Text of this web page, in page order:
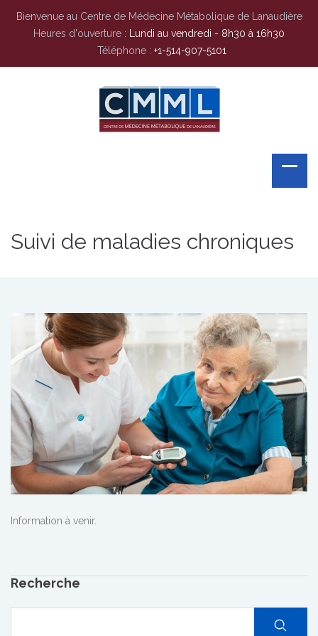
Bienvenue au Centre de Médecine Métabolique de Lanaudière
Heures d'ouverture :
Lundi au vendredi - 8h30 à 16h30
Téléphone : +1-514-907-5101
Suivi de maladies chroniques
Information à venir.
Recherche